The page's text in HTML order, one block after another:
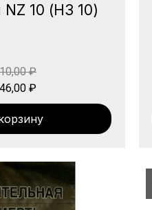
10 (НЗ 10)
₽
₽